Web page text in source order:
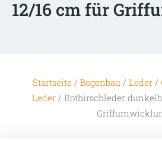
12/16 cm für
Startseite / Bogenbau / Leder /
Leder/ Rothirschleder